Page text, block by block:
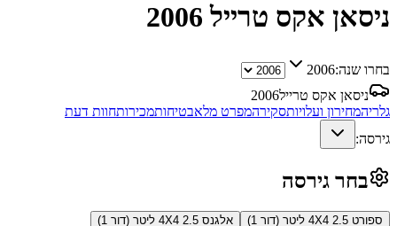
ניסאן אקס טרייל 2006
בחרו שנה:2006
ניסאן אקס טרייל2006
גלריהמחירון ועלויותסקירהמפרט מלאבטיחותמכירותחוות דעת
גירסה:
בחר גירסה
ספורט 4X4 2.5 ליטר (דור 1) אלגנס 4X4 2.5 ליטר (דור 1)